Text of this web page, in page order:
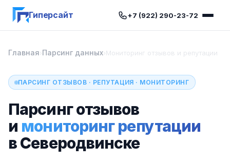
Гиперсайт +7 (922) 290-23-72
Главная›Парсинг данных›Мониторинг отзывов и репутации
ПАРСИНГ ОТЗЫВОВ · РЕПУТАЦИЯ · МОНИТОРИНГ
Парсинг отзывов
и мониторинг репутации
в Северодвинске